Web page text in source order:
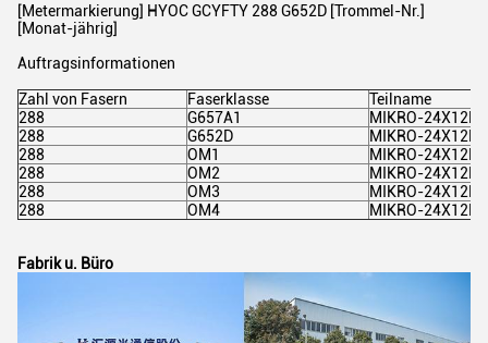
[Metermarkierung] HYOC GCYFTY 288 G652D [Trommel-Nr.]
[Monat-jährig]
Auftragsinformationen
Zahl von Fasern Faserklasse
Teilname
288
G657A1
MIKRO-24X12F
288
G652D
MIKRO-24X12F
288
OM1
MIKRO-24X12F
288
OM2
MIKRO-24X12F
288
OM3
MIKRO-24X12F
288
OM4 MIKRO-24X12F
Fabrik u. Büro